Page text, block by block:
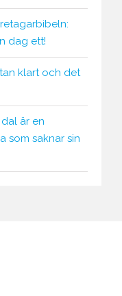
dag ett!
klart och det
är en
som saknar sin